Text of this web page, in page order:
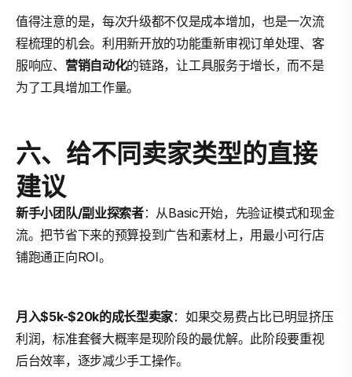
值得注意的是，每次升级都不仅是成本增加，也是一次流
程梳理的机会。利用新开放的功能重新审视订单处理、客
服响应、 营销自动化的链路，让工具服务于增长，而不是
为了工具增加工作量。
六、给不同卖家类型的直接
建议
新手小团队/副业探索者：从Basic开始，先验证模式和现金
流。把节省下来的预算投到广告和素材上，用最小可行店
铺跑通正向ROI。
月入$5k-$20k的成长型卖家：如果交易费占比已明显挤压
利润，标准套餐大概率是现阶段的最优解。此阶段要重视
后台效率，逐步减少手工操作。